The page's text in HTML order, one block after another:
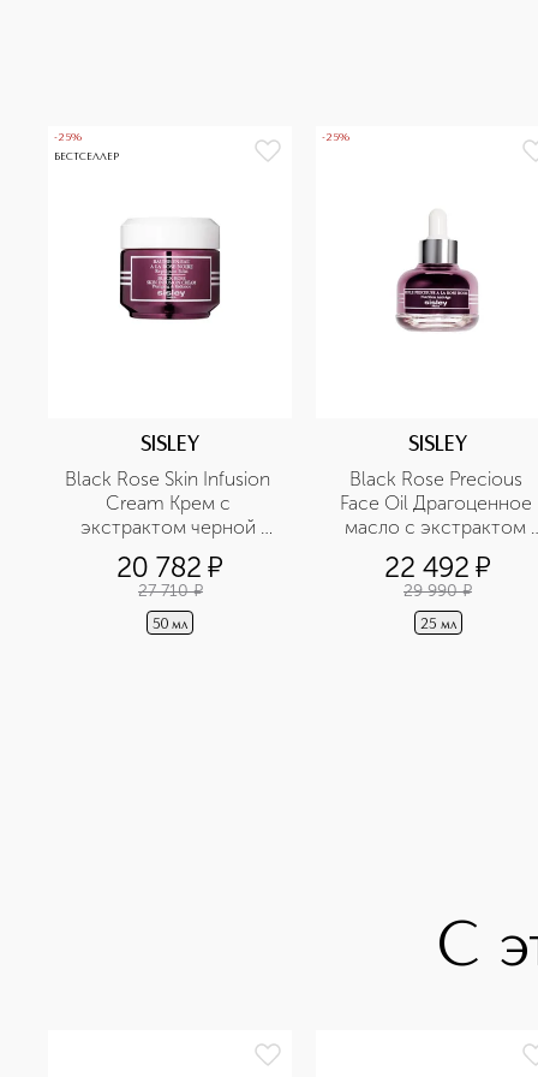
-25%
БЕСТСЕЛЛЕР
SISLEY
Black Rose Skin Infusion
Cream Крем с
экстрактом черной
розы
20 782 ¤
27 710 ¤
50 мл
-25%
SISLEY
Black Rose Precious
Face Oil Драгоценное
масло с экстрактом
черной розы
22 492 ¤
29 990 ¤
25 мл
С